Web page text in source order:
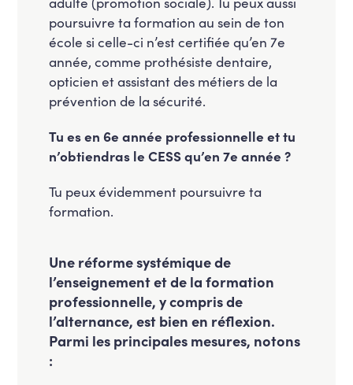
poursuivre ta formation au sein de ton
école si celle-ci n’est certifiée qu’en 7e
année, comme prothésiste dentaire,
opticien et assistant des métiers de la
prévention de la sécurité.
Tu es en 6e année professionnelle et tu
n’obtiendras le CESS qu’en 7e année ?
Tu peux évidemment poursuivre ta
formation.
Une réforme systémique de
l’enseignement et de la formation
professionnelle, y compris de
l’alternance, est bien en réflexion.
Parmi les principales mesures, notons
: